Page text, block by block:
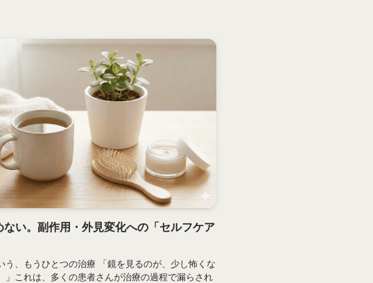
ない。副作用・外見変化への「セルフケア
う、もうひとつの治療 「鏡を見るのが、少し怖くな
」これは、多くの患者さんが治療の過程で漏らされ